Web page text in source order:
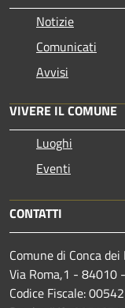
Notizie
Comunicati
Avvisi
VIVERE IL COMUNE
Luoghi
Eventi
CONTATTI
Comune di Conca
Via Roma,1 - 84010
Codice Fiscale: